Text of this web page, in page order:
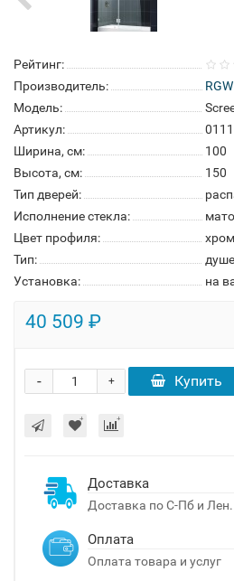
Рейтинг:
Производитель:
RGW
Модель:
Артикул:
Ширина, см:
100
Высота, см:
150
Тип дверей:
Исполнение стекла:
Цвет профиля:
хром
Тип:
Установка:
на
40 509 ₽
+
- Купить
Доставка
Доставка по С-Пб и Лен.
Оплата
Оплата товара и услуг